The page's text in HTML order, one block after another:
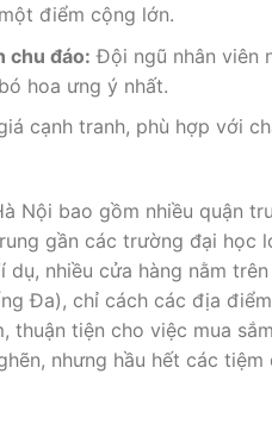
điểm cộng lớn.
chu đáo: Đội ngũ nhân viên
hoa ưng ý nhất.
cạnh tranh, phù hợp với
Nội bao gồm nhiều quận
gần các trường đại học
dụ, nhiều cửa hàng nằm
Đa), chỉ cách các địa
thuận tiện cho việc mua
nhưng hầu hết các